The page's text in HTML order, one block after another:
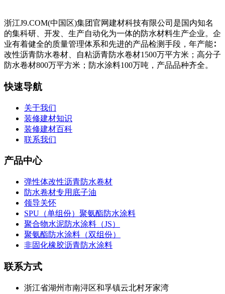
浙江J9.COM(中国区)集团官网建材科技有限公司是国内知名
的集科研、开发、生产自动化为一体的防水材料生产企业。企
业有着健全的质量管理体系和先进的产品检测手段，年产能∶
改性沥青防水卷材、自粘沥青防水卷材1500万平方米；高分子
防水卷材800万平方米；防水涂料100万吨，产品品种齐全。
快速导航
关于我们
装修建材知识
装修建材百科
联系我们
产品中心
弹性体改性沥青防水卷材
防水卷材专用底子油
领导关怀
SPU（单组份）聚氨酯防水涂料
聚合物水泥防水涂料（JS）
聚氨酯防水涂料（双组份）
非固化橡胶沥青防水涂料
联系方式
浙江省湖州市南浔区和孚镇云北村牙家湾